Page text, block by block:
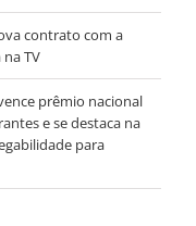
contrato com a
TV
prêmio nacional
e se destaca na
para